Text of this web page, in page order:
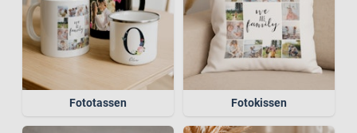
Fototassen Fotokissen